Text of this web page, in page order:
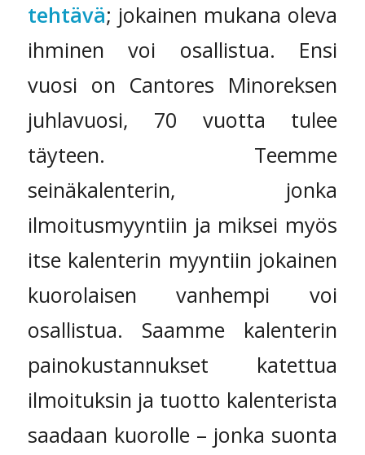
tehtävä; jokainen mukana oleva
ihminen voi osallistua. Ensi
vuosi on Cantores Minoreksen
juhlavuosi, 70 vuotta tulee
täyteen. Teemme
seinäkalenterin, jonka
ilmoitusmyyntiin ja miksei myös
itse kalenterin myyntiin jokainen
kuorolaisen vanhempi voi
osallistua. Saamme kalenterin
painokustannukset katettua
ilmoituksin ja tuotto kalenterista
saadaan kuorolle – jonka suonta